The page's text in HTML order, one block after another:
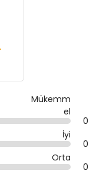
Mükemm
el
0
İyi
0
Orta
0